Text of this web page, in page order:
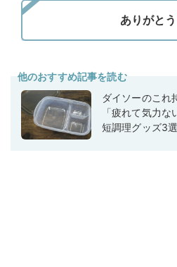
他のおすすめ記事を読む
ダイソーのこれ
「疲れて気力
短調理グッズ3選